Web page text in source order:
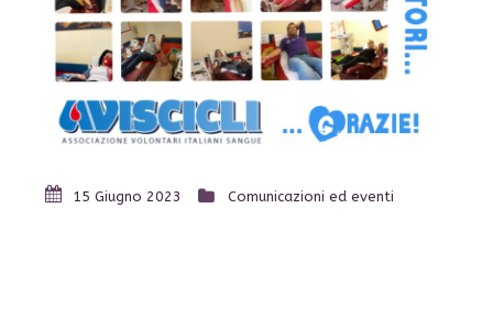
15 Giugno 2023 Comunicazioni ed eventi